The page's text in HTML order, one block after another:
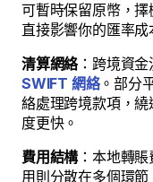
可暫時保留原幣，擇
直接影響你的匯率成
清算網絡：跨境資金
SWIFT 網絡。部分
絡處理跨境款項，
度更快。
費用結構：本地轉賬
用則分散在多個環